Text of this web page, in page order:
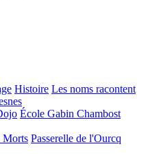
Histoire Les noms racontent
École Gabin Chambost
Morts Passerelle de l'Ourcq